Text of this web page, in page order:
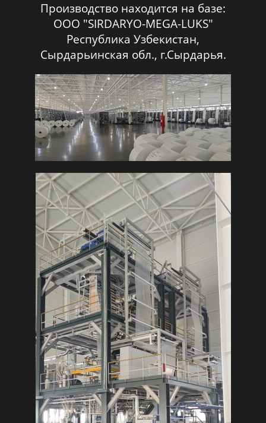
Производство находится на базе:
ООО "SIRDARYO-MEGA-LUKS"
Республика Узбекистан,
Сырдарьинская обл., г.Сырдарья.